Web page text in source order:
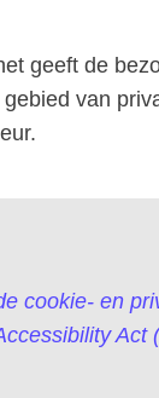
geeft de
van
cookie- en
Act